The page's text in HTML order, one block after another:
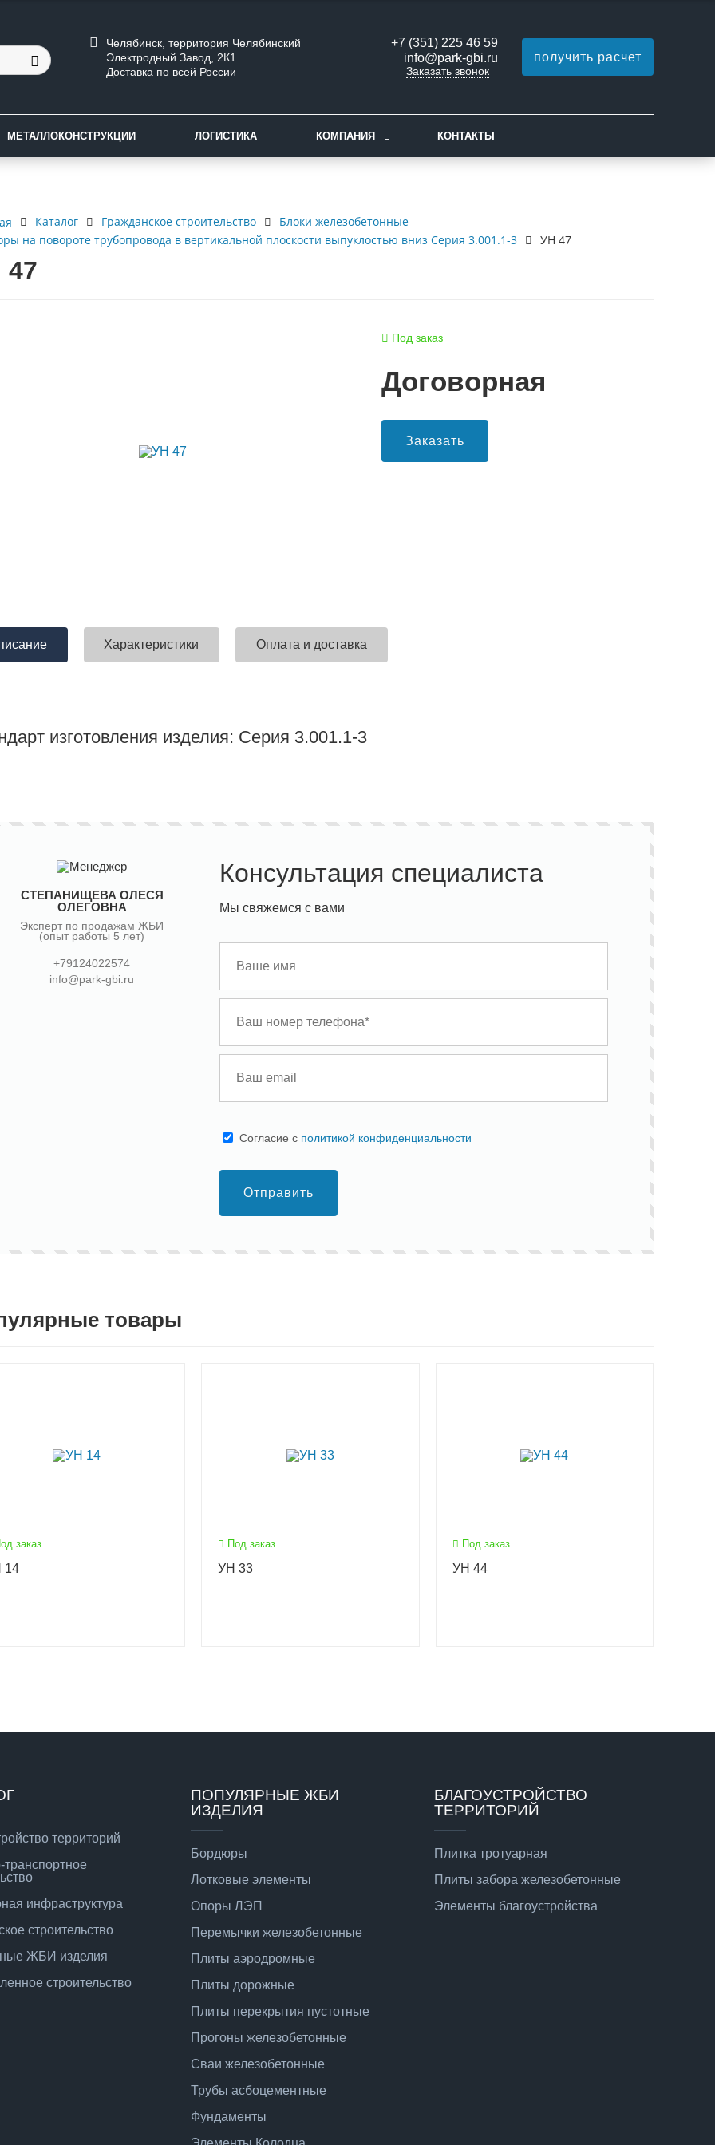
Челябинск, территория Челябинский
Электродный Завод, 2К1
Доставка по всей России
+7 (351) 225 46 59
info@park-gbi.ru
Заказать звонок
получить расчет
МЕТАЛЛОКОНСТРУКЦИИ ЛОГИСТИКА КОМПАНИЯ КОНТАКТЫ
Каталог Гражданское строительство
Блоки железобетонные
на повороте трубопровода в вертикальной плоскости выпуклостью вниз Серия 3.001.1-3
УН 47
47
Под заказ
Договорная
Заказать
Характеристики Оплата и доставка
изготовления изделия: Серия 3.001.1-3
СТЕПАНИЩЕВА ОЛЕСЯ
ОЛЕГОВНА
Эксперт по продажам ЖБИ
(опыт работы 5 лет)
+79124022574
info@park-gbi.ru
Консультация специалиста
Мы свяжемся с вами
Cогласие с политикой конфиденциальности
Отправить
товары
заказ
14
Под заказ
УН 33
Под заказ
УН 44
территорий
инфраструктура
строительство
ЖБИ изделия
строительство
ПОПУЛЯРНЫЕ ЖБИ
ИЗДЕЛИЯ
Бордюры
Лотковые элементы
Опоры ЛЭП
Перемычки железобетонные
Плиты аэродромные
Плиты дорожные
Плиты перекрытия пустотные
Прогоны железобетонные
Сваи железобетонные
Трубы асбоцементные
Фундаменты
БЛАГОУСТРОЙСТВО
ТЕРРИТОРИЙ
Плитка тротуарная
Плиты забора железобетонные
Элементы благоустройства